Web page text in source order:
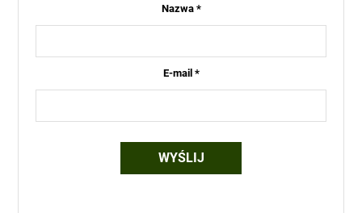
Nazwa *
E-mail *